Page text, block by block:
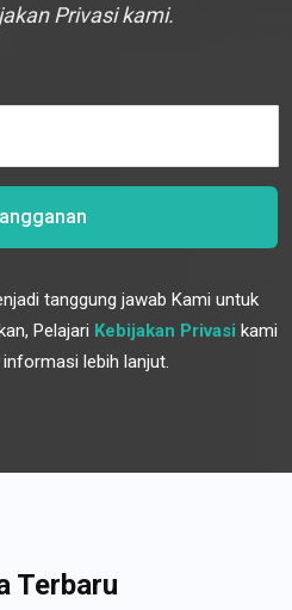
Privasi kami.
tanggung jawab Kami untuk
Pelajari Kebijakan Privasi kami
lebih lanjut.
Terbaru